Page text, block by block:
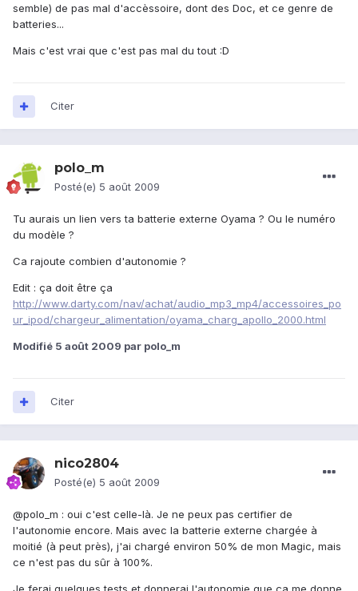
semble) de pas mal d'accèssoire, dont des Doc, et ce genre de
batteries...
Mais c'est vrai que c'est pas mal du tout :D
Citer
polo_m
Posté(e) 5 août 2009
Tu aurais un lien vers ta batterie externe Oyama ? Ou le numéro
du modèle ?
Ca rajoute combien d'autonomie ?
Edit : ça doit être ça
http://www.darty.com/nav/achat/audio_mp3_mp4/accessoires_po
ur_ipod/chargeur_alimentation/oyama_charg_apollo_2000.html
Modifié 5 août 2009 par polo_m
Citer
nico2804
Posté(e) 5 août 2009
@polo_m : oui c'est celle-là. Je ne peux pas certifier de
l'autonomie encore. Mais avec la batterie externe chargée à
moitié (à peut près), j'ai chargé environ 50% de mon Magic, mais
ce n'est pas du sûr à 100%.